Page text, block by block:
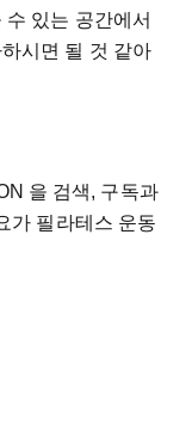
있는 공간에서
시면 될 것 같아
을 검색, 구독과
가 필라테스 운동